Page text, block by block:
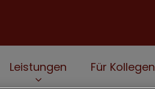
Leistungen Für Kollegen